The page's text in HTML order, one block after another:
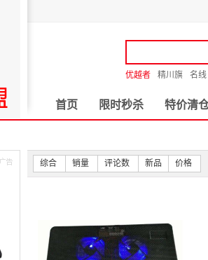
优越者 精川旗 名线
首页 限时秒杀 特价清
综合 销量 评论数 新品 价格